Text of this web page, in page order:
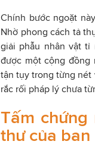
Chính bước ngoặt
Nhờ phong cách tả
giải phẫu nhân vật tỉ
được một cộng đồng
tận tụy trong từng nét
rắc rối pháp lý chưa
Tấm
thư của